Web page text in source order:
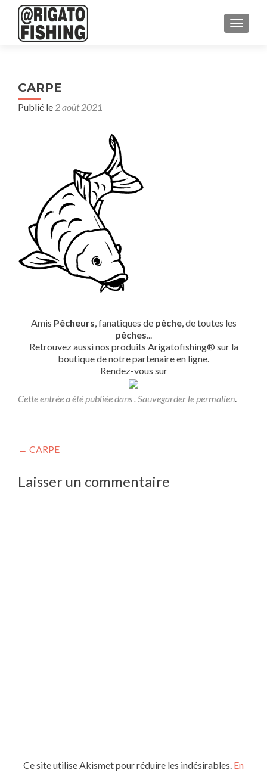
CARPE
Publié le 2 août 2021
Amis Pêcheurs, fanatiques de pêche, de toutes les
pêches...
Retrouvez aussi nos produits Arigatofishing® sur la
boutique de notre partenaire en ligne.
Rendez-vous sur
Cette entrée a été publiée dans . Sauvegarder lepermalien.
Navigation
de
l’article
← CARPE
Laisser un commentaire
Ce site utilise Akismet pour réduire les indésirables. En